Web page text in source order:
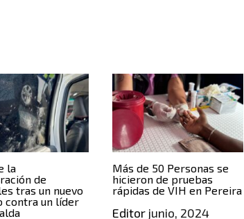
la
de
tras un nuevo
contra un líder
Más de 50 Personas se
hicieron de pruebas
rápidas de VIH en Pereira
Editor junio, 2024